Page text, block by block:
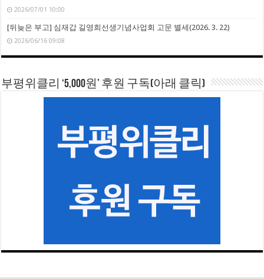
2026/07/01 10:00
[뒤늦은 부고] 심재갑 길영희선생기념사업회 고문 별세(2026. 3. 22)
2026/06/16 09:08
부평위클리 ‘5,000원’ 후원 구독(아래 클릭)